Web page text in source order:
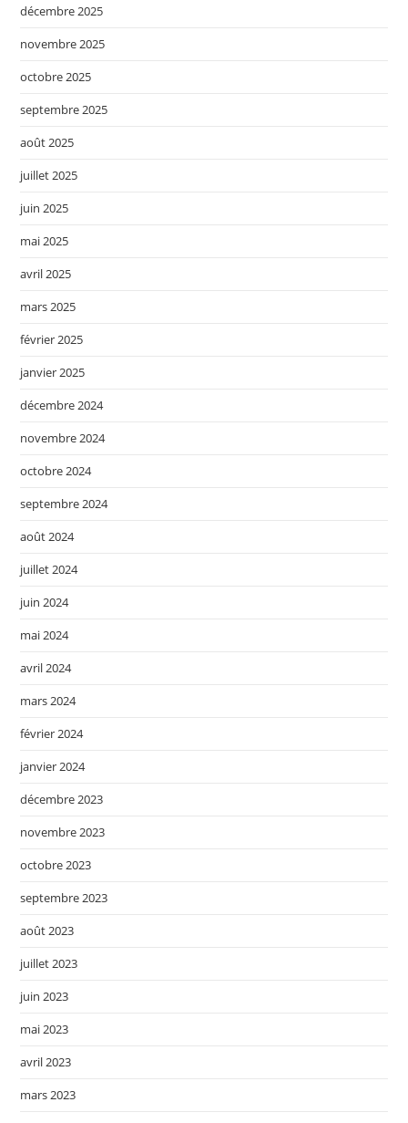
décembre 2025
novembre 2025
octobre 2025
septembre 2025
août 2025
juillet 2025
juin 2025
mai 2025
avril 2025
mars 2025
février 2025
janvier 2025
décembre 2024
novembre 2024
octobre 2024
septembre 2024
août 2024
juillet 2024
juin 2024
mai 2024
avril 2024
mars 2024
février 2024
janvier 2024
décembre 2023
novembre 2023
octobre 2023
septembre 2023
août 2023
juillet 2023
juin 2023
mai 2023
avril 2023
mars 2023